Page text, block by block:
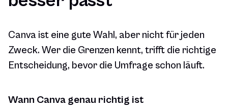
Canva ist eine gute Wahl, aber nicht für jeden
Zweck. Wer die Grenzen kennt, trifft die richtige
Entscheidung, bevor die Umfrage schon läuft.
Wann Canva genau richtig ist